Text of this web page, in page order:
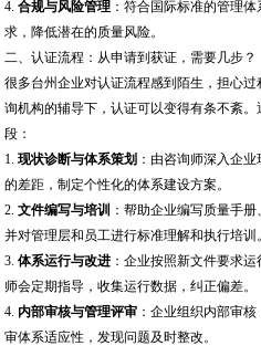
4.合规与风险管理 ：符合国际标准的管理
求，降低潜在的质量风险。
二、认证流程：从申请到获证，需要几步？
很多台州企业对认证流程感到陌生，担心
询机构的辅导下，认证可以变得有条不紊
段：
1.现状诊断与体系策划 ：由咨询师深入企
的差距，制定个性化的体系建设方案。
2.文件编写与培训 ：帮助企业编写质量手
并对管理层和员工进行标准理解和执行培训
3.体系运行与改进 ：企业按照新文件要求
师会定期指导，收集运行数据，纠正偏差。
4. 内部审核与管理评审 ：企业组织内部审
审体系适应性，发现问题及时整改。